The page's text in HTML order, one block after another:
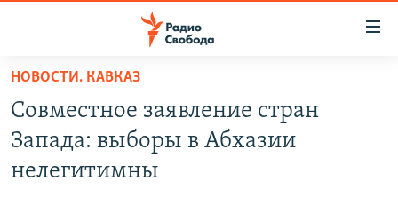
упрощенного
доступа
Вернуться
основному
АВТОРСКИЕ ПРОЕКТЫ
НОВОСТИ. КАВКАЗ
Совместное заявление стран
Запада: выборы в Абхазии
нелегитимны